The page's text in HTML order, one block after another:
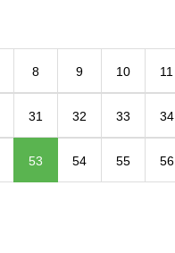
8 9 10 11
31 32 33 34
53 54 55 56